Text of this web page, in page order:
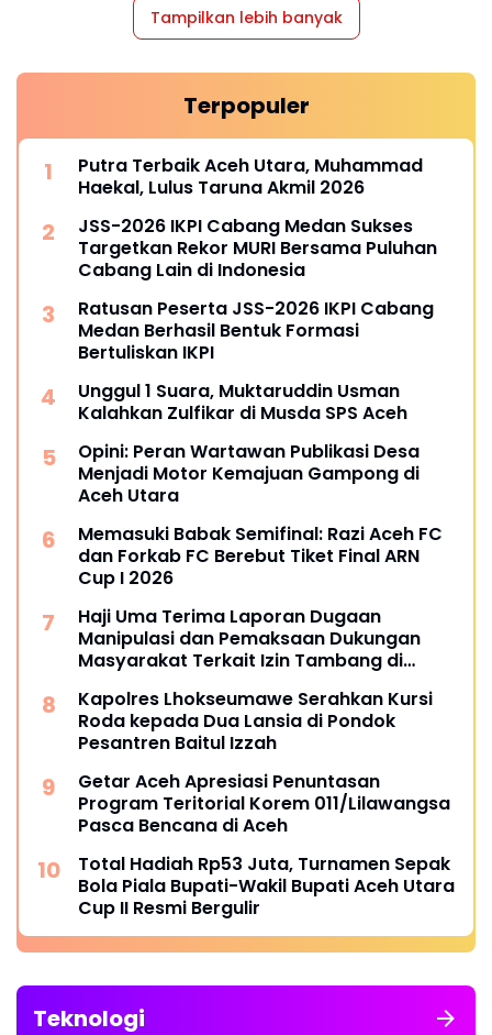
Tampilkan lebih banyak
Terpopuler
Putra Terbaik Aceh Utara, Muhammad
Haekal, Lulus Taruna Akmil 2026
JSS-2026 IKPI Cabang Medan Sukses
Targetkan Rekor MURI Bersama Puluhan
Cabang Lain di Indonesia
Ratusan Peserta JSS-2026 IKPI Cabang
Medan Berhasil Bentuk Formasi
Bertuliskan IKPI
Unggul 1 Suara, Muktaruddin Usman
Kalahkan Zulfikar di Musda SPS Aceh
Opini: Peran Wartawan Publikasi Desa
Menjadi Motor Kemajuan Gampong di
Aceh Utara
Memasuki Babak Semifinal: Razi Aceh FC
dan Forkab FC Berebut Tiket Final ARN
Cup I 2026
Haji Uma Terima Laporan Dugaan
Manipulasi dan Pemaksaan Dukungan
Masyarakat Terkait Izin Tambang di
Kapolres Lhokseumawe Serahkan Kursi
Roda kepada Dua Lansia di Pondok
Pesantren Baitul Izzah
Getar Aceh Apresiasi Penuntasan
Program Teritorial Korem 011/Lilawangsa
Pasca Bencana di Aceh
Total Hadiah Rp53 Juta, Turnamen Sepak
Bola Piala Bupati-Wakil Bupati Aceh Utara
Cup II Resmi Bergulir
Teknologi